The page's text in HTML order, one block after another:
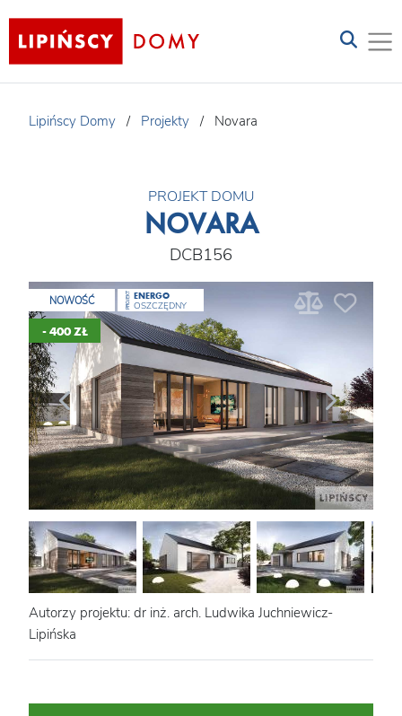
Lipińscy Domy / Projekty / Novara
PROJEKT DOMU
NOVARA
DCB156
NOWOŚĆ PROJEKT ENERGO
OSZCZĘDNY
- 400 ZŁ
Autorzy projektu: dr inż. arch. Ludwika Juchniewicz-
Lipińska